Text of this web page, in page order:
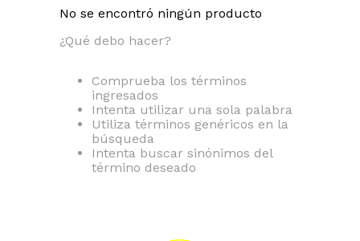
No se encontró ningún producto
¿Qué debo hacer?
Comprueba los términos
ingresados
Intenta utilizar una sola palabra
Utiliza términos genéricos en la
búsqueda
Intenta buscar sinónimos del
término deseado